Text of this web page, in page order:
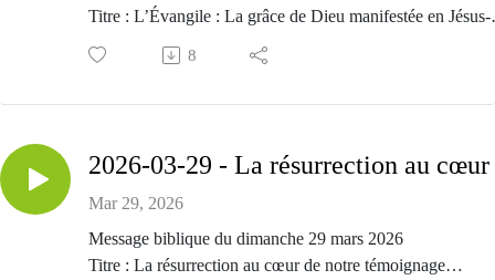
Titre : L’Évangile : La grâce de Dieu manifestée en Jésus-
Christ
Passage biblique : 1 Corinthiens 15.1-11
8
Mar 29, 2026
Message biblique du dimanche 29 mars 2026
Titre : La résurrection au cœur de notre témoignage